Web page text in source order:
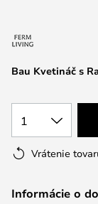
Bau Kvetináč s
1
Vrátenie
Informácie o